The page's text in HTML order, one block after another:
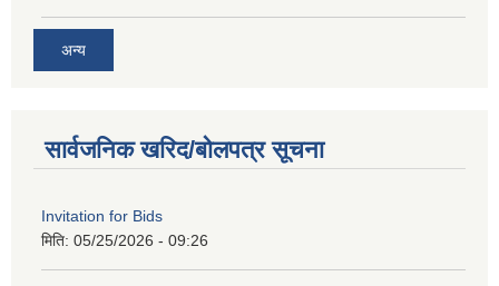
अन्य
सार्वजनिक खरिद/बोलपत्र सूचना
Invitation for Bids
मिति: 05/25/2026 - 09:26